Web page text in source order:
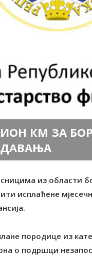
КМ ЗА
из области
исплаћене
породице из
о подршци